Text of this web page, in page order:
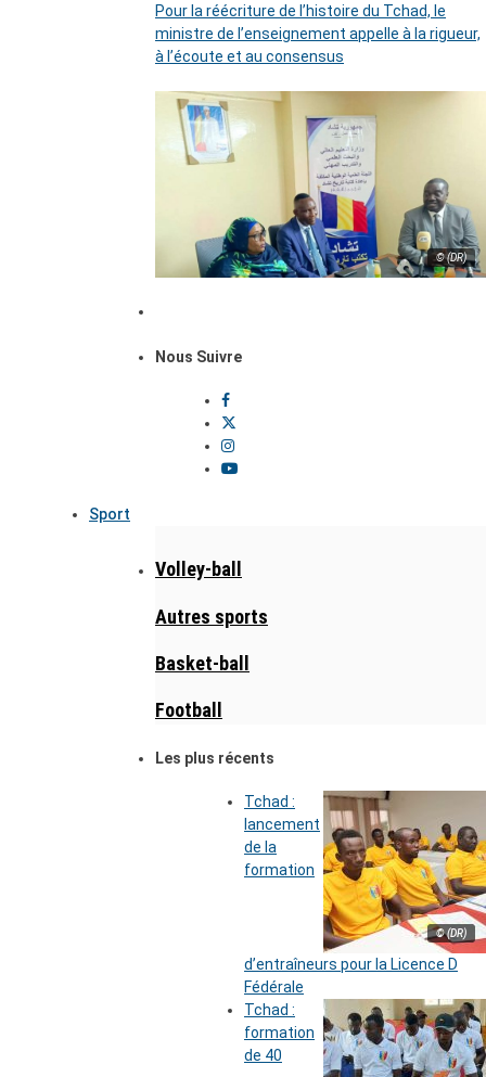
Pour la réécriture de l’histoire du Tchad, le
ministre de l’enseignement appelle à la rigueur,
à l’écoute et au consensus
© (DR)
Nous Suivre
Sport
Volley-ball
Autres sports
Basket-ball
Football
Les plus récents
© (DR)
Tchad :
lancement
de la
formation
d’entraîneurs pour la Licence D
Fédérale
Tchad :
formation
de 40